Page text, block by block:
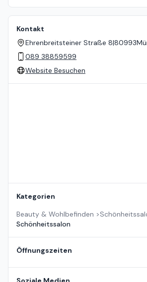
Kontakt
Ehrenbreitsteiner Straße 8|80993
089 38859599
Website Besuchen
Kategorien
Beauty & Wohlbefinden >
Schönheitssalon
Öffnungszeiten